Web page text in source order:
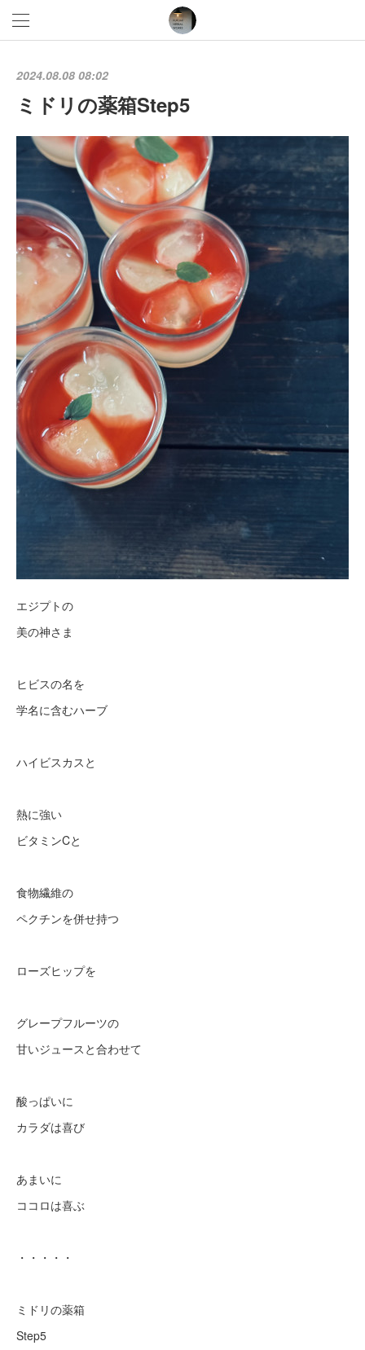
2024.08.08 08:02
ミドリの薬箱Step5
エジプトの
美の神さま
ヒビスの名を
学名に含むハーブ
ハイビスカスと
熱に強い
ビタミンCと
食物繊維の
ペクチンを併せ持つ
ローズヒップを
グレープフルーツの
甘いジュースと合わせて
酸っぱいに
カラダは喜び
あまいに
ココロは喜ぶ
・・・・・
ミドリの薬箱
Step5